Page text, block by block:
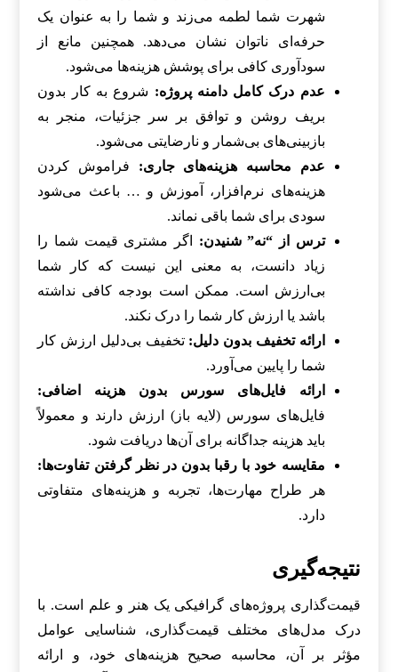
شهرت شما لطمه می‌زند و شما را به عنوان یک
حرفه‌ای ناتوان نشان می‌دهد. همچنین مانع از
سودآوری کافی برای پوشش هزینه‌ها می‌شود.
عدم درک کامل دامنه پروژه: شروع به کار بدون
بریف روشن و توافق بر سر جزئیات، منجر به
بازبینی‌های بی‌شمار و نارضایتی می‌شود.
عدم محاسبه هزینه‌های جاری: فراموش کردن
هزینه‌های نرم‌افزار، آموزش و … باعث می‌شود
سودی برای شما باقی نماند.
ترس از “نه” شنیدن: اگر مشتری قیمت شما را
زیاد دانست، به معنی این نیست که کار شما
بی‌ارزش است. ممکن است بودجه کافی نداشته
باشد یا ارزش کار شما را درک نکند.
ارائه تخفیف بدون دلیل: تخفیف بی‌دلیل ارزش کار
شما را پایین می‌آورد.
ارائه فایل‌های سورس بدون هزینه اضافی:
فایل‌های سورس (لایه باز) ارزش دارند و معمولاً
باید هزینه جداگانه برای آن‌ها دریافت شود.
مقایسه خود با رقبا بدون در نظر گرفتن تفاوت‌ها:
هر طراح مهارت‌ها، تجربه و هزینه‌های متفاوتی
دارد.
نتیجه‌گیری
قیمت‌گذاری پروژه‌های گرافیکی یک هنر و علم است. با
درک مدل‌های مختلف قیمت‌گذاری، شناسایی عوامل
مؤثر بر آن، محاسبه صحیح هزینه‌های خود، و ارائه